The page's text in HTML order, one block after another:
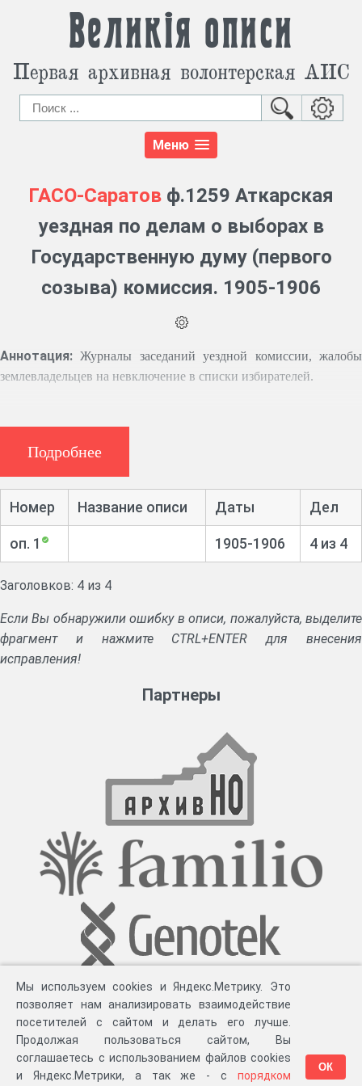
Великія описи
Первая архивная волонтерская АИС
Меню
ГАСО-Саратов ф.1259 Аткарская
уездная по делам о выборах в
Государственную думу (первого
созыва) комиссия. 1905-1906
Аннотация: Журналы заседаний уездной комиссии, жалобы
землевладельцев на невключение в списки избирателей.
Подробнее
Номер Название описи Даты Дел
оп. 1 1905-1906 4 из 4
Заголовков: 4 из 4
Если Вы обнаружили ошибку в описи, пожалуйста, выделите
фрагмент и нажмите CTRL+ENTER для внесения
исправления!
Партнеры
Мы используем cookies и Яндекс.Метрику. Это
позволяет нам анализировать взаимодействие
посетителей с сайтом и делать его лучше.
Продолжая пользоваться сайтом, Вы
соглашаетесь с использованием файлов cookies
и Яндекс.Метрики, а так же - с порядком
ОК